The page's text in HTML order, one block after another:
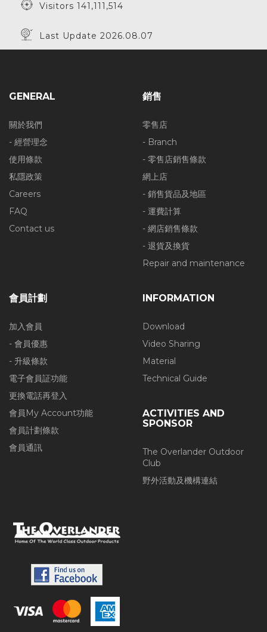
Visitors 141,111,514
Last Update 2026.08.07
GENERAL
關於我們
- 經營理念
使用條款
私隱政策
Careers
FAQ
Contact us
銷售
零售店
- Branch
- 零售店銷售條款
網上店
- 銷售貨品及地區
- 運費計算
- 網店銷售條款
- 退貨及換貨
Repair and maintenance
會員計劃
加入會員
- 會員優惠
- 升級條款
電子會員証功能
更換電話再登入
會員My Account功能
會員計劃條款
會員通訊
INFORMATION
Download
Video Sharing
Material
Technical Guide
ACTIVITIES AND
SPONSOR
The Overlander Outdoor
Club
野外活動及機構連結